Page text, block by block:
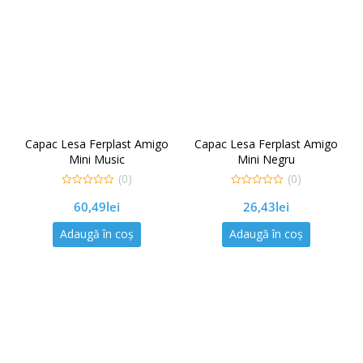
Capac Lesa Ferplast Amigo
Mini Music
5
(0)
60,49lei
Adaugă în coș
Capac Lesa Ferplast Amigo
Mini Negru
5
(0)
26,43lei
Adaugă în coș